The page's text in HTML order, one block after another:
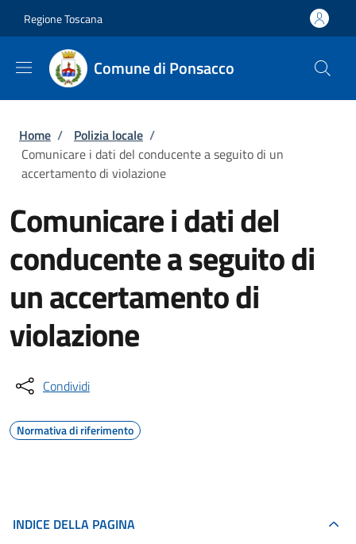
Regione Toscana
Comune di Ponsacco
Briciole di pane
Home / Polizia locale /
Comunicare i dati del conducente a seguito di un
accertamento di violazione
Comunicare i dati del
conducente a seguito di
un accertamento di
violazione
Condividi
Normativa di riferimento
INDICE DELLA PAGINA